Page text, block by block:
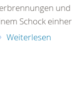
Schock
Weiterlesen